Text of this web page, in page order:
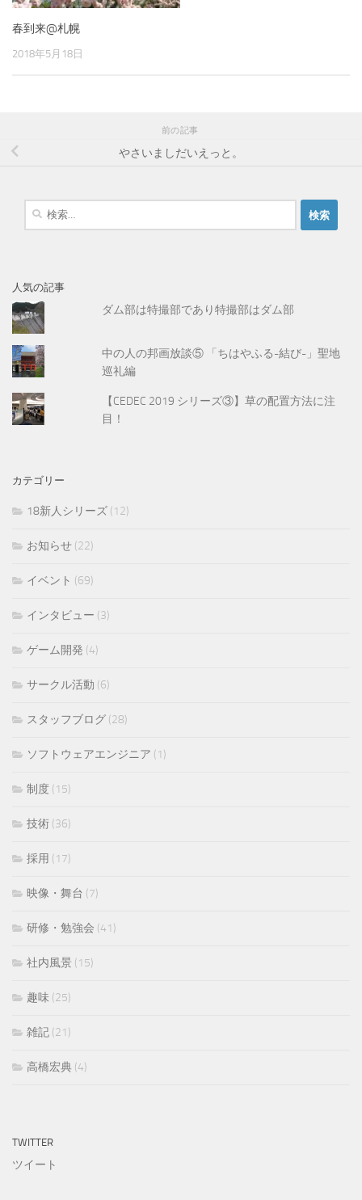
春到来@札幌
2018年5月18日
前の記事
やさいましだいえっと。
検
人気の記事
ダム部は特撮部であり特撮部はダム部
中の人の邦画放談⑤ 「ちはやふる-結び-」聖地
巡礼編
【CEDEC 2019 シリーズ③】草の配置方法に注
目！
カテゴリー
18新人シリーズ (12)
お知らせ (22)
イベント (69)
インタビュー (3)
ゲーム開発 (4)
サークル活動 (6)
スタッフブログ (28)
ソフトウェアエンジニア (1)
制度 (15)
技術 (36)
採用 (17)
映像・舞台 (7)
研修・勉強会 (41)
社内風景 (15)
趣味 (25)
雑記 (21)
高橋宏典 (4)
TWITTER
ツイート